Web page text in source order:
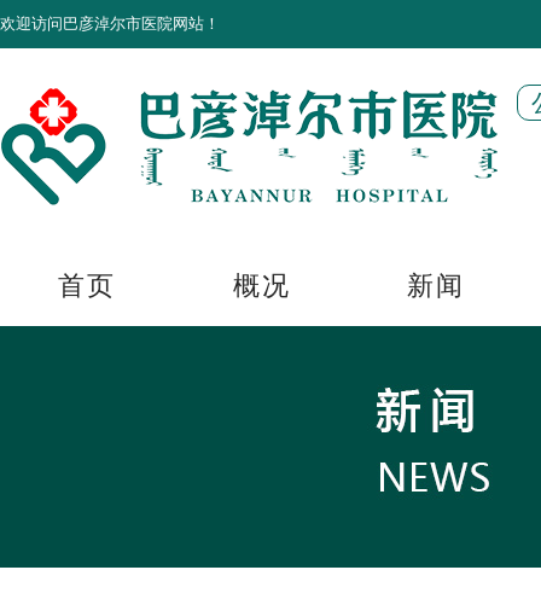
欢迎访问巴彦淖尔市医院网站！
首页 概况 新闻